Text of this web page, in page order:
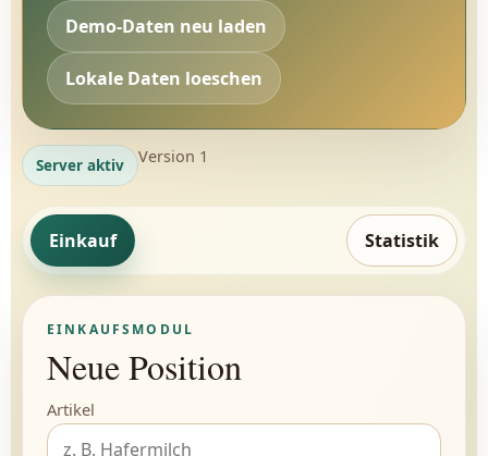
Demo-Daten neu laden
Lokale Daten loeschen
Server aktiv Version 1
Einkauf Statistik
EINKAUFSMODUL
Neue Position
Artikel